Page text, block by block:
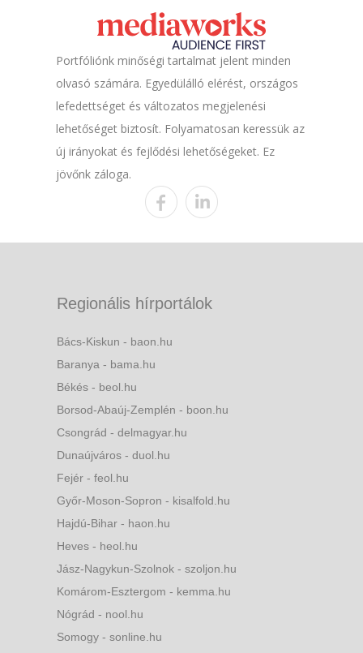
Portfóliónk minőségi tartalmat jelent minden
olvasó számára. Egyedülálló elérést, országos
lefedettséget és változatos megjelenési
lehetőséget biztosít. Folyamatosan keressük az
új irányokat és fejlődési lehetőségeket. Ez
jövőnk záloga.
Regionális hírportálok
Bács-Kiskun - baon.hu
Baranya - bama.hu
Békés - beol.hu
Borsod-Abaúj-Zemplén - boon.hu
Csongrád - delmagyar.hu
Dunaújváros - duol.hu
Fejér - feol.hu
Győr-Moson-Sopron - kisalfold.hu
Hajdú-Bihar - haon.hu
Heves - heol.hu
Jász-Nagykun-Szolnok - szoljon.hu
Komárom-Esztergom - kemma.hu
Nógrád - nool.hu
Somogy - sonline.hu